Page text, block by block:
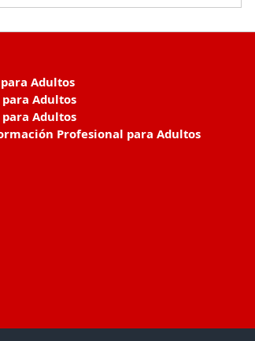
Adultos
Adultos
Adultos
Profesional para Adultos